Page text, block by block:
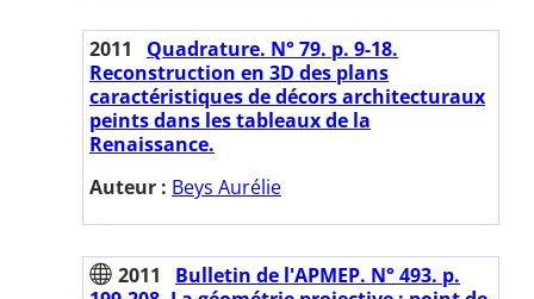
2011
Quadrature. N° 79. p. 9-18.
Reconstruction en 3D des plans
caractéristiques de décors architecturaux
peints dans les tableaux de la
Renaissance.
Auteur : Beys Aurélie
2011
Bulletin de l'APMEP. N° 493. p.